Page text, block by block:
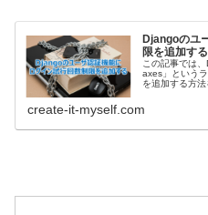
Djangoのユ
限を追加する
この記事では
axes」という
を追加する方法
create-it-myself.com